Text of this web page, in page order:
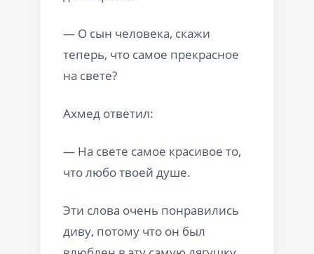
— О сын человека, скажи
теперь, что самое прекрасное
на свете?
Ахмед ответил:
— На свете самое красивое то,
что любо твоей душе.
Эти слова очень понравились
диву, потому что он был